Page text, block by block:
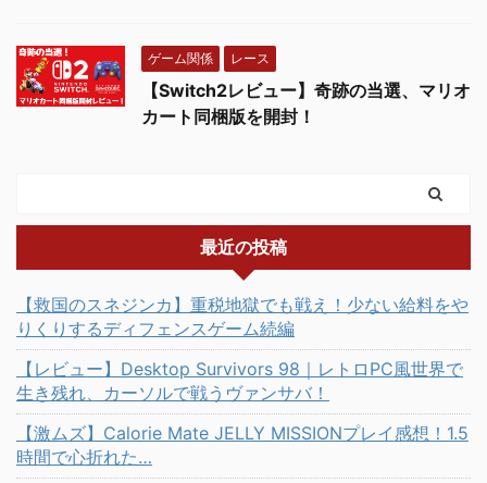
ゲーム関係 レース
【Switch2レビュー】奇跡の当選、マリオ
カート同梱版を開封！
最近の投稿
【救国のスネジンカ】重税地獄でも戦え！少ない給料をや
りくりするディフェンスゲーム続編
【レビュー】Desktop Survivors 98｜レトロPC風世界で
生き残れ、カーソルで戦うヴァンサバ！
【激ムズ】Calorie Mate JELLY MISSIONプレイ感想！1.5
時間で心折れた…